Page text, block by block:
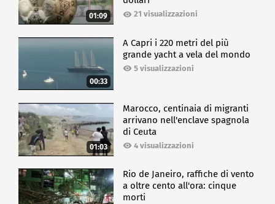
CRONACA
01:09 21 visualizzazioni
00:33
A Capri i 220 metri del più
grande yacht a vela del mondo
5 visualizzazioni
01:03
Marocco, centinaia di migranti
arrivano nell'enclave spagnola
di Ceuta
4 visualizzazioni
Rio de Janeiro, raffiche di vento
a oltre cento all'ora: cinque
morti